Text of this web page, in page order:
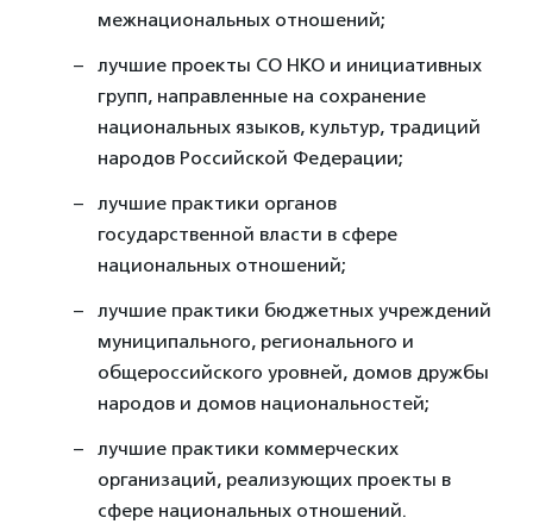
межнациональных отношений;
лучшие проекты СО НКО и инициативных
групп, направленные на сохранение
национальных языков, культур, традиций
народов Российской Федерации;
лучшие практики органов
государственной власти в сфере
национальных отношений;
лучшие практики бюджетных учреждений
муниципального, регионального и
общероссийского уровней, домов дружбы
народов и домов национальностей;
лучшие практики коммерческих
организаций, реализующих проекты в
сфере национальных отношений.